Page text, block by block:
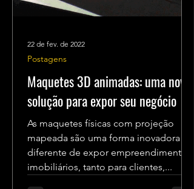
Maquetes 3D animadas: uma nova
solução para expor seu negócio
As maquetes físicas com projeção
mapeada são uma forma inovadora e
diferente de expor empreendimentos
imobiliários, tanto para clientes,...
Postagens
22 de fev. de 2022